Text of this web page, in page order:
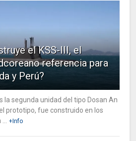
el KSS-III, el
referencia para
y Perú?
la segunda unidad del tipo Dosan An
prototipo, fue construido en los
+Info